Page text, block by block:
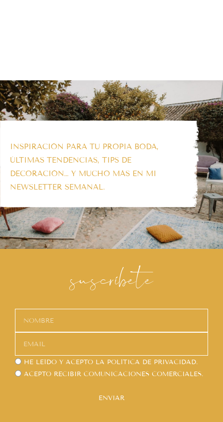
INSPIRACIÓN PARA TU PROPIA BODA,
ÚLTIMAS TENDENCIAS, TIPS DE
DECORACIÓN… Y MUCHO MÁS EN MI
NEWSLETTER SEMANAL.
suscríbete
HE LEÍDO Y ACEPTO LA POLÍTICA DE PRIVACIDAD.
ACEPTO RECIBIR COMUNICACIONES COMERCIALES.
ENVIAR